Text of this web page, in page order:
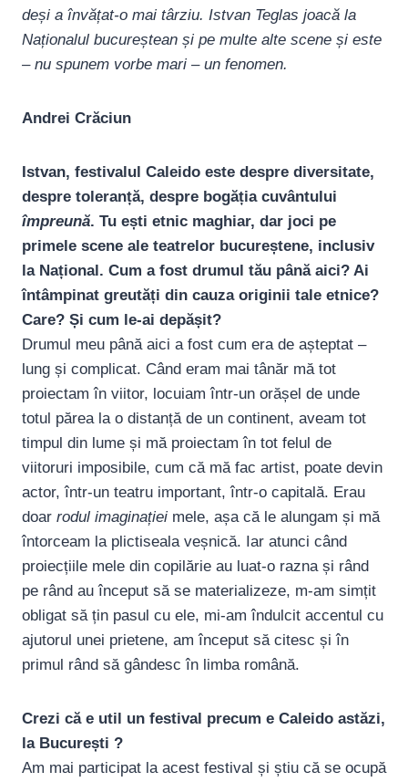
deși a învățat-o mai târziu. Istvan Teglas joacă la
Naționalul bucureștean și pe multe alte scene și este
– nu spunem vorbe mari – un fenomen.
Andrei Crăciun
Istvan, festivalul Caleido este despre diversitate,
despre toleranță, despre bogăția cuvântului
împreună. Tu ești etnic maghiar, dar joci pe
primele scene ale teatrelor bucureștene, inclusiv
la Național. Cum a fost drumul tău până aici? Ai
întâmpinat greutăți din cauza originii tale etnice?
Care? Și cum le-ai depășit?
Drumul meu până aici a fost cum era de așteptat –
lung și complicat. Când eram mai tânăr mă tot
proiectam în viitor, locuiam într-un orășel de unde
totul părea la o distanță de un continent, aveam tot
timpul din lume și mă proiectam în tot felul de
viitoruri imposibile, cum că mă fac artist, poate devin
actor, într-un teatru important, într-o capitală. Erau
doar rodul imaginației mele, așa că le alungam și mă
întorceam la plictiseala veșnică. Iar atunci când
proiecțiile mele din copilărie au luat-o razna și rând
pe rând au început să se materializeze, m-am simțit
obligat să țin pasul cu ele, mi-am îndulcit accentul cu
ajutorul unei prietene, am început să citesc și în
primul rând să gândesc în limba română.
Crezi că e util un festival precum e Caleido astăzi,
la București ?
Am mai participat la acest festival și știu că se ocupă